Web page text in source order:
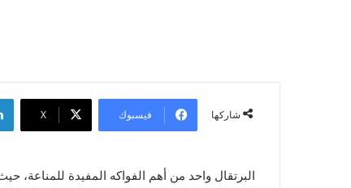
شاركها فيسبوك ‫X
البرتقال واحد من أهم الفواكه المفيدة للمناعة،